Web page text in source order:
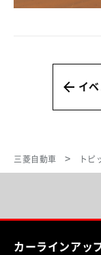
イ
三菱自動車 トピ
カーラインアッ